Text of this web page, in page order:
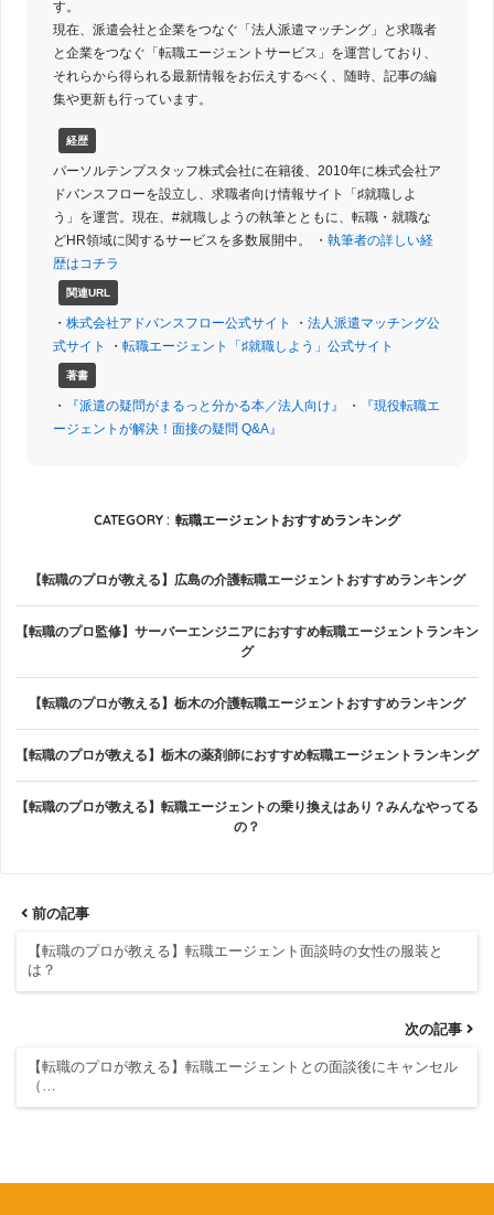
す。
現在、派遣会社と企業をつなぐ「法人派遣マッチング」と求職者
と企業をつなぐ「転職エージェントサービス」を運営しており、
それらから得られる最新情報をお伝えするべく、随時、記事の編
集や更新も行っています。
経歴
パーソルテンプスタッフ株式会社に在籍後、2010年に株式会社ア
ドバンスフローを設立し、求職者向け情報サイト「♯就職しよ
う」を運営。現在、#就職しようの執筆とともに、転職・就職な
どHR領域に関するサービスを多数展開中。 ・ 執筆者の詳しい経
歴はコチラ
関連URL
・ 株式会社アドバンスフロー公式サイト ・ 法人派遣マッチング公
式サイト
・ 転職エージェント「♯就職しよう」公式サイト
著書
・ 『派遣の疑問がまるっと分かる本／法人向け』 ・
『現役転職エ
ージェントが解決！面接の疑問 Q&A』
CATEGORY : 転職エージェントおすすめランキング
【転職のプロが教える】広島の介護転職エージェントおすすめランキング
【転職のプロ監修】サーバーエンジニアにおすすめ転職エージェントランキン
グ
【転職のプロが教える】栃木の介護転職エージェントおすすめランキング
【転職のプロが教える】栃木の薬剤師におすすめ転職エージェントランキング
【転職のプロが教える】転職エージェントの乗り換えはあり？みんなやってる
の？
前の記事
【転職のプロが教える】転職エージェント面談時の女性の服装と
は？
次の記事
【転職のプロが教える】転職エージェントとの面談後にキャンセル
（…